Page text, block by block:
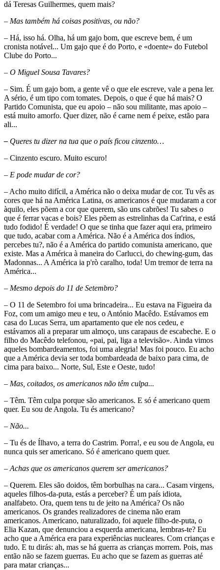
dá Teresas Guilhermes, quem mais?
– Mas também há coisas positivas, ou não?
– Há, isso há. Olha, há um gajo bom, que escreve bem, é um
cronista notável... Um gajo que é do Porto, e «doente» do Futebol
Clube do Porto...
– O Miguel Sousa Tavares?
– Sim. É um gajo bom, a gente vê o que ele escreve, vale a pena ler.
A sério, é um tipo com tomates. Depois, o que é que há mais? O
Partido Comunista, que eu apoio – não sou militante, mas apoio –
está muito amorfo. Quer dizer, não é carne nem é peixe, estão para
ali...
– Queres tu dizer na tua que o país ficou cinzento…
– Cinzento escuro. Muito escuro!
– E pode mudar de cor?
– Acho muito difícil, a América não o deixa mudar de cor. Tu vês as
cores que há na América Latina, os americanos é que mudaram a cor
àquilo, eles põem a cor que querem, são uns cabrões! Tu sabes o
que é ferrar vacas e bois? Eles põem as estrelinhas da Cat'rina, e está
tudo fodido! É verdade! O que se tinha que fazer aqui era, primeiro
que tudo, acabar com a América. Não é a América dos índios,
percebes tu?, não é a América do partido comunista americano, que
existe. Mas a América à maneira do Carlucci, do chewing-gum, das
Madonnas... A América ia p'rò caralho, toda! Um tremor de terra na
América...
– Mesmo depois do 11 de Setembro?
– O 11 de Setembro foi uma brincadeira... Eu estava na Figueira da
Foz, com um amigo meu e teu, o António Macêdo. Estávamos em
casa do Lucas Serra, um apartamento que ele nos cedeu, e
estávamos ali a preparar um almoço, uns carapaus de escabeche. E o
filho do Macêdo telefonou, «pai, pai, liga a televisão». Ainda vimos
aqueles bombardeamentos, foi uma alegria! Mas foi pouco. Eu acho
que a América devia ser toda bombardeada de baixo para cima, de
cima para baixo... Norte, Sul, Este e Oeste, tudo!
– Mas, coitados, os americanos não têm culpa...
– Têm. Têm culpa porque são americanos. E só é americano quem
quer. Eu sou de Angola. Tu és americano?
– Não...
– Tu és de Ílhavo, a terra do Castrim. Porra!, e eu sou de Angola, eu
nunca quis ser americano. Só é americano quem quer.
– Achas que os americanos querem ser americanos?
– Querem. Eles são doidos, têm borbulhas na cara... Casam virgens,
aqueles filhos-da-puta, estás a perceber? É um país idiota,
analfabeto. Ora, quem tens tu de jeito na América? Os não
americanos. Os grandes realizadores de cinema não eram
americanos. Americano, naturalizado, foi aquele filho-de-puta, o
Elia Kazan, que denunciou a esquerda americana, lembras-te? Eu
acho que a América era para experiências nucleares. Com crianças e
tudo. E tu dirás: ah, mas se há guerra as crianças morrem. Pois, mas
então não se fazem guerras. Eu acho que se fazem as guerras até
para matar crianças...